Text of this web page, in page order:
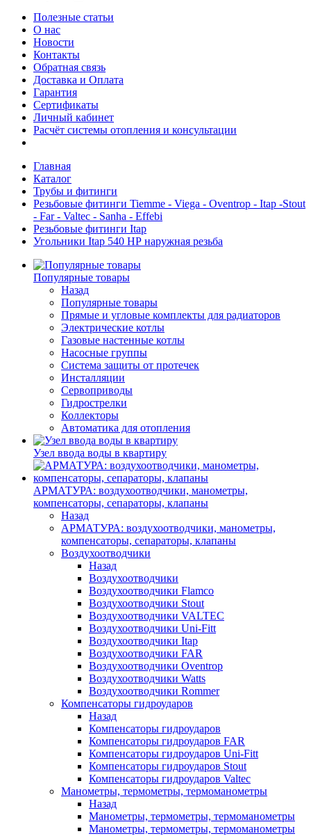
Полезные статьи
О нас
Новости
Контакты
Обратная связь
Доставка и Оплата
Гарантия
Сертификаты
Личный кабинет
Расчёт системы отопления и консультации
Главная
Каталог
Трубы и фитинги
Резьбовые фитинги Tiemme - Viega - Oventrop - Itap -Stout
- Far - Valtec - Sanha - Effebi
Резьбовые фитинги Itap
Угольники Itap 540 НР наружная резьба
Популярные товары
Назад
Популярные товары
Прямые и угловые комплекты для радиаторов
Электрические котлы
Газовые настенные котлы
Насосные группы
Система защиты от протечек
Инсталляции
Сервоприводы
Гидрострелки
Коллекторы
Автоматика для отопления
Узел ввода воды в квартиру
АРМАТУРА: воздухоотводчики, манометры,
компенсаторы, сепараторы, клапаны
Назад
АРМАТУРА: воздухоотводчики, манометры,
компенсаторы, сепараторы, клапаны
Воздухоотводчики
Назад
Воздухоотводчики
Воздухоотводчики Flamco
Воздухоотводчики Stout
Воздухоотводчики VALTEC
Воздухоотводчики Uni-Fitt
Воздухоотводчики Itap
Воздухоотводчики FAR
Воздухоотводчики Oventrop
Воздухоотводчики Watts
Воздухоотводчики Rommer
Компенсаторы гидроударов
Назад
Компенсаторы гидроударов
Компенсаторы гидроударов FAR
Компенсаторы гидроударов Uni-Fitt
Компенсаторы гидроударов Stout
Компенсаторы гидроударов Valtec
Манометры, термометры, термоманометры
Назад
Манометры, термометры, термоманометры
Манометры, термометры, термоманометры